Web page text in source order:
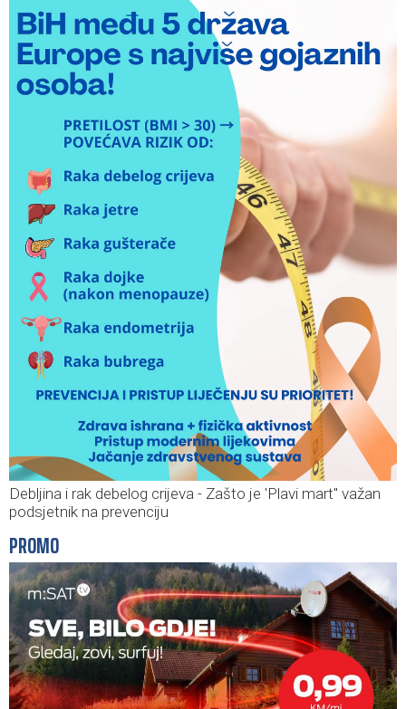
Debljina i rak debelog crijeva - Zašto je 'Plavi mart'' važan
podsjetnik na prevenciju
PROMO